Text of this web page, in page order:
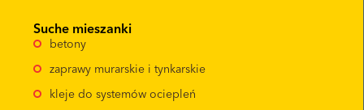
Suche mieszanki
betony
zaprawy murarskie i tynkarskie
kleje do systemów ociepleń